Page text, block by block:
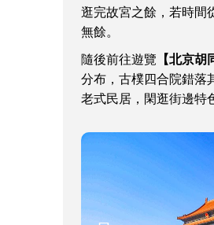
逛完故宮之餘，若時間
無餘。
隨後前往遊覽 【北京
分布，古樸四合院錯落
老式民居，閑逛街邊特